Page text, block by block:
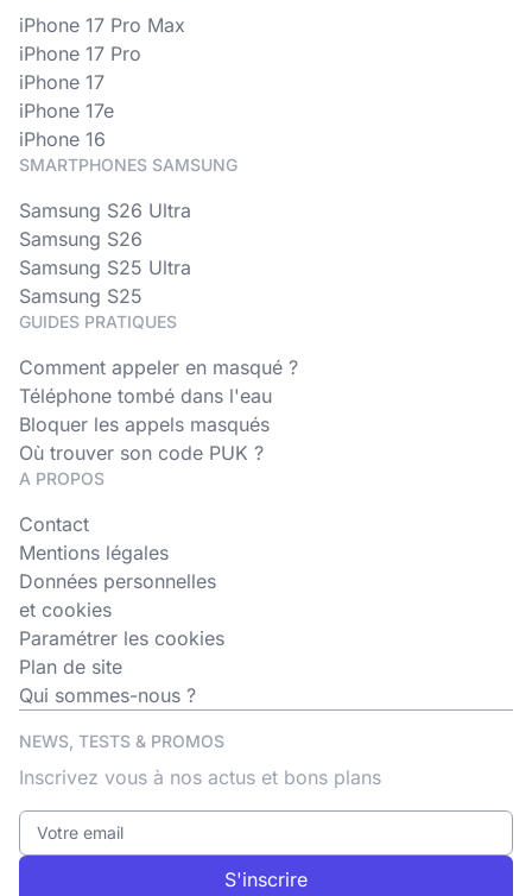
iPhone 17 Pro Max
iPhone 17 Pro
iPhone 17
iPhone 17e
iPhone 16
SMARTPHONES SAMSUNG
Samsung S26 Ultra
Samsung S26
Samsung S25 Ultra
Samsung S25
GUIDES PRATIQUES
Comment appeler en masqué ?
Téléphone tombé dans l'eau
Bloquer les appels masqués
Où trouver son code PUK ?
A PROPOS
Contact
Mentions légales
Données personnelles
et cookies
Paramétrer les cookies
Plan de site
Qui sommes-nous ?
NEWS, TESTS & PROMOS
Inscrivez vous à nos actus et bons plans
S'inscrire